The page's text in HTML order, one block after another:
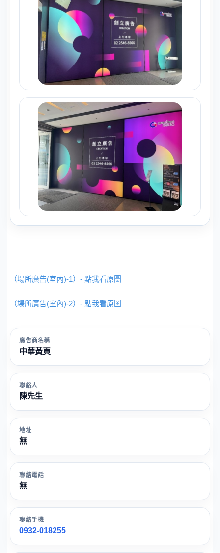
（場所廣告(室內)-1）- 點我看原圖
（場所廣告(室內)-2）- 點我看原圖
廣告商名稱
中華黃頁
聯絡人
陳先生
地址
無
聯絡電話
無
聯絡手機
0932-018255